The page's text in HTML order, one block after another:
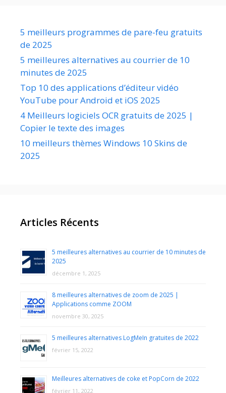
5 meilleurs programmes de pare-feu gratuits
de 2025
5 meilleures alternatives au courrier de 10
minutes de 2025
Top 10 des applications d’éditeur vidéo
YouTube pour Android et iOS 2025
4 Meilleurs logiciels OCR gratuits de 2025 |
Copier le texte des images
10 meilleurs thèmes Windows 10 Skins de
2025
Articles Récents
5 meilleures alternatives au courrier de 10 minutes de
2025
décembre 1, 2025
8 meilleures alternatives de zoom de 2025 |
Applications comme ZOOM
novembre 30, 2025
5 meilleures alternatives LogMeIn gratuites de 2022
février 15, 2022
Meilleures alternatives de coke et PopCorn de 2022
février 11, 2022